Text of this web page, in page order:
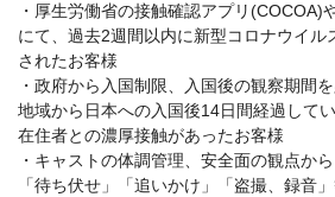
・厚生労働省の接触確認アプリ(COCOA)
にて、過去2週間以内に新型コロナウイル
されたお客様
・政府から入国制限、入国後の観察期間
地域から日本への入国後14日間経過して
在住者との濃厚接触があったお客様
・キャストの体調管理、安全面の観点か
「待ち伏せ」「追いかけ」「盗撮、録音